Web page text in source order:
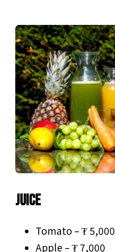
Juice
Tomato – ₮ 5,000
Apple – ₮ 7,000